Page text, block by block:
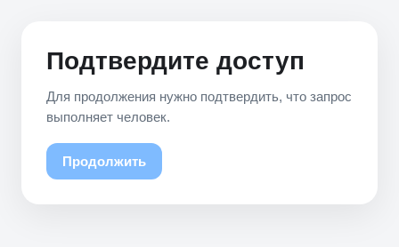
Подтвердите доступ
Для продолжения нужно подтвердить, что запрос
выполняет человек.
Продолжить